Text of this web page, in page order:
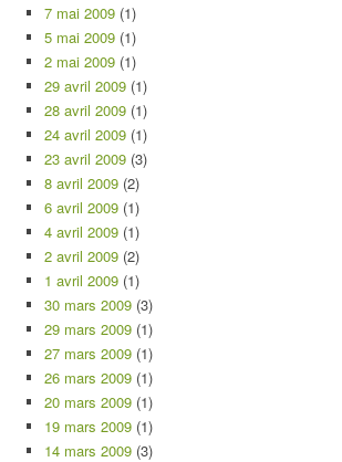
7 mai 2009 (1)
5 mai 2009 (1)
2 mai 2009 (1)
29 avril 2009 (1)
28 avril 2009 (1)
24 avril 2009 (1)
23 avril 2009 (3)
8 avril 2009 (2)
6 avril 2009 (1)
4 avril 2009 (1)
2 avril 2009 (2)
1 avril 2009 (1)
30 mars 2009 (3)
29 mars 2009 (1)
27 mars 2009 (1)
26 mars 2009 (1)
20 mars 2009 (1)
19 mars 2009 (1)
14 mars 2009 (3)